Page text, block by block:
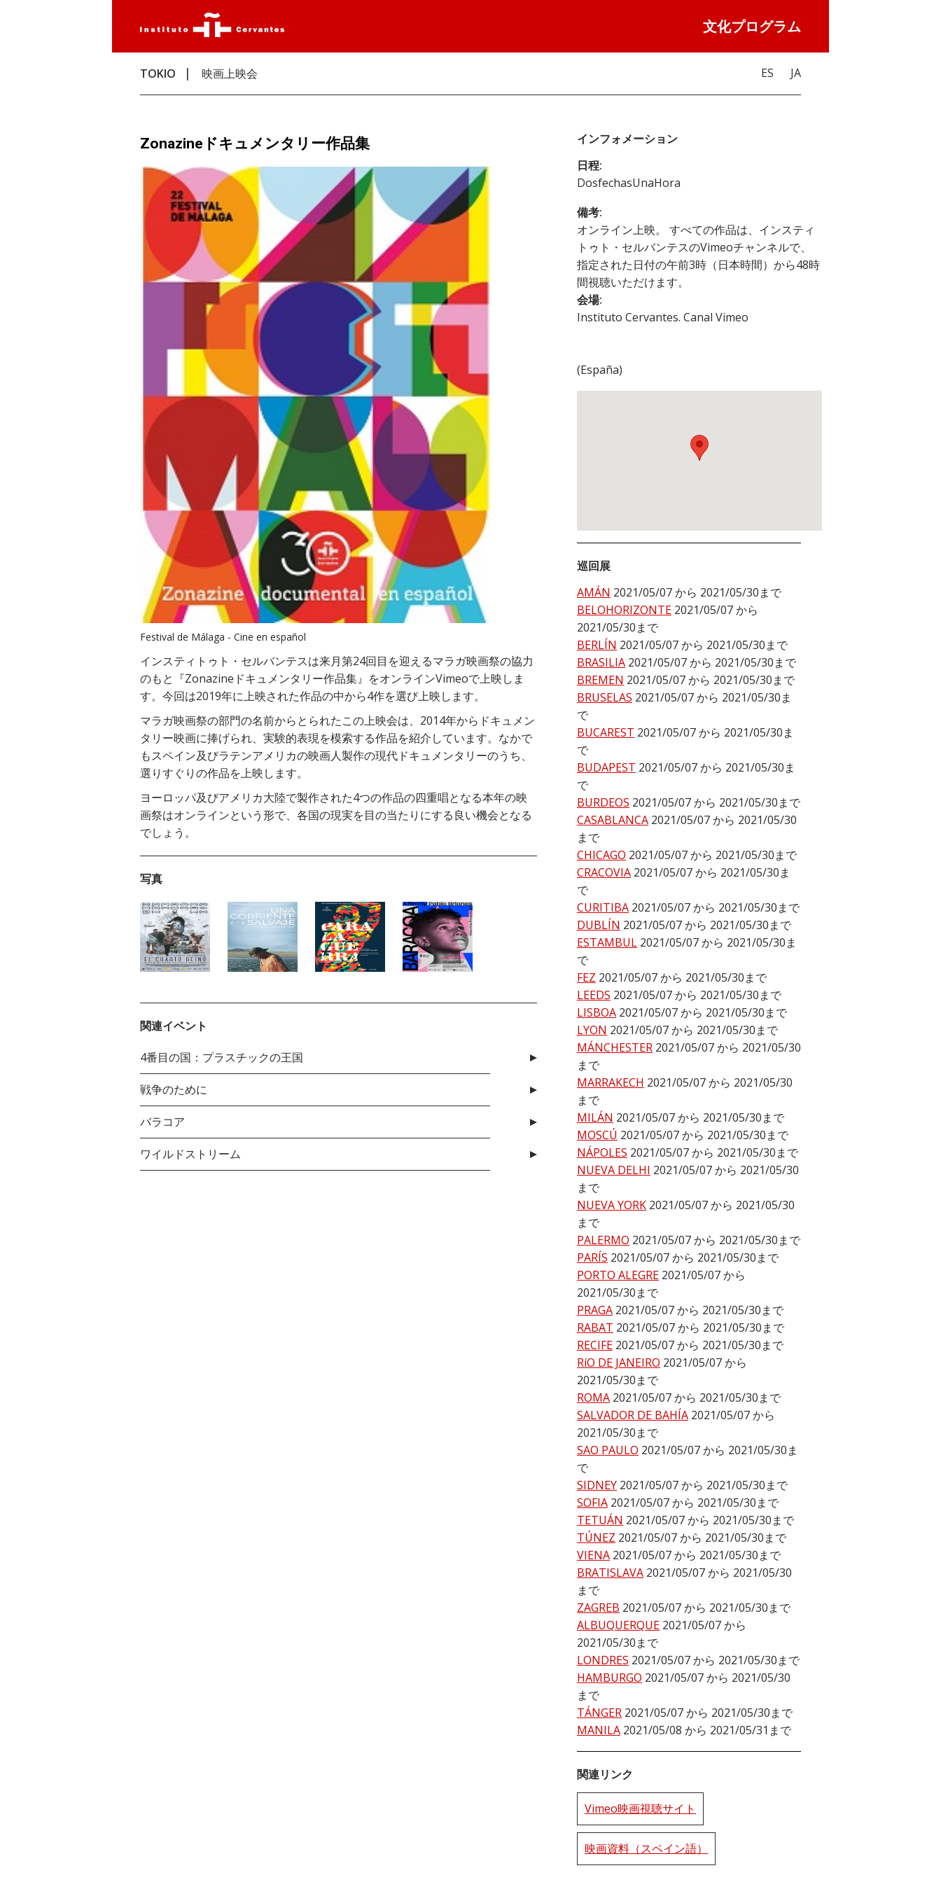
文化プログラム
TOKIO 映画上映会 ES JA
Zonazineドキュメンタリー作品集
Festival de Málaga - Cine en español
インスティトゥト・セルバンテスは来月第24回目を迎えるマラガ映画祭の協力
のもと『Zonazineドキュメンタリー作品集』をオンラインVimeoで上映しま
す。今回は2019年に上映された作品の中から4作を選び上映します。
マラガ映画祭の部門の名前からとられたこの上映会は、2014年からドキュメン
タリー映画に捧げられ、実験的表現を模索する作品を紹介しています。なかで
もスペイン及びラテンアメリカの映画人製作の現代ドキュメンタリーのうち、
選りすぐりの作品を上映します。
ヨーロッパ及びアメリカ大陸で製作された4つの作品の四重唱となる本年の映
画祭はオンラインという形で、各国の現実を目の当たりにする良い機会となる
でしょう。
写真
関連イベント
4番目の国：プラスチックの王国
戦争のために
バラコア
ワイルドストリーム
インフォメーション
日程:
DosfechasUnaHora
備考:
オンライン上映。 すべての作品は、インスティ
トゥト・セルバンテスのVimeoチャンネルで、
指定された日付の午前3時（日本時間）から48時
間視聴いただけます。
会場:
Instituto Cervantes. Canal Vimeo
(España)
巡回展
AMÁN 2021/05/07 から 2021/05/30まで
BELOHORIZONTE 2021/05/07 から
2021/05/30まで
BERLÍN 2021/05/07 から 2021/05/30まで
BRASILIA 2021/05/07 から 2021/05/30まで
BREMEN 2021/05/07 から 2021/05/30まで
BRUSELAS 2021/05/07 から 2021/05/30ま
で
BUCAREST 2021/05/07 から 2021/05/30ま
で
BUDAPEST 2021/05/07 から 2021/05/30ま
で
BURDEOS 2021/05/07 から 2021/05/30まで
CASABLANCA 2021/05/07 から 2021/05/30
まで
CHICAGO 2021/05/07 から 2021/05/30まで
CRACOVIA 2021/05/07 から 2021/05/30ま
で
CURITIBA 2021/05/07 から 2021/05/30まで
DUBLÍN 2021/05/07 から 2021/05/30まで
ESTAMBUL 2021/05/07 から 2021/05/30ま
で
FEZ 2021/05/07 から 2021/05/30まで
LEEDS 2021/05/07 から 2021/05/30まで
LISBOA 2021/05/07 から 2021/05/30まで
LYON 2021/05/07 から 2021/05/30まで
MÁNCHESTER 2021/05/07 から 2021/05/30
まで
MARRAKECH 2021/05/07 から 2021/05/30
まで
MILÁN 2021/05/07 から 2021/05/30まで
MOSCÚ 2021/05/07 から 2021/05/30まで
NÁPOLES 2021/05/07 から 2021/05/30まで
NUEVA DELHI 2021/05/07 から 2021/05/30
まで
NUEVA YORK 2021/05/07 から 2021/05/30
まで
PALERMO 2021/05/07 から 2021/05/30まで
PARÍS 2021/05/07 から 2021/05/30まで
PORTO ALEGRE 2021/05/07 から
2021/05/30まで
PRAGA 2021/05/07 から 2021/05/30まで
RABAT 2021/05/07 から 2021/05/30まで
RECIFE 2021/05/07 から 2021/05/30まで
RíO DE JANEIRO 2021/05/07 から
2021/05/30まで
ROMA 2021/05/07 から 2021/05/30まで
SALVADOR DE BAHÍA 2021/05/07 から
2021/05/30まで
SAO PAULO 2021/05/07 から 2021/05/30ま
で
SIDNEY 2021/05/07 から 2021/05/30まで
SOFIA 2021/05/07 から 2021/05/30まで
TETUÁN 2021/05/07 から 2021/05/30まで
TÚNEZ 2021/05/07 から 2021/05/30まで
VIENA 2021/05/07 から 2021/05/30まで
BRATISLAVA 2021/05/07 から 2021/05/30
まで
ZAGREB 2021/05/07 から 2021/05/30まで
ALBUQUERQUE 2021/05/07 から
2021/05/30まで
LONDRES 2021/05/07 から 2021/05/30まで
HAMBURGO 2021/05/07 から 2021/05/30
まで
TÁNGER 2021/05/07 から 2021/05/30まで
MANILA 2021/05/08 から 2021/05/31まで
関連リンク
Vimeo映画視聴サイト
映画資料（スペイン語）